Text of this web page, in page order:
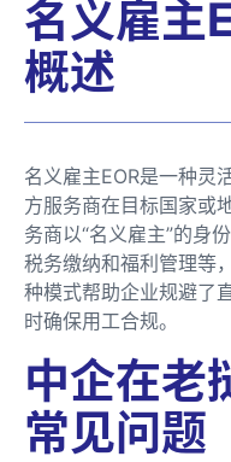
名义雇主
概述
名义雇主EOR是一种灵
方服务商在目标国家或
务商以“名义雇主”的身
税务缴纳和福利管理等
种模式帮助企业规避了
时确保用工合规。
中企在老
常见问题